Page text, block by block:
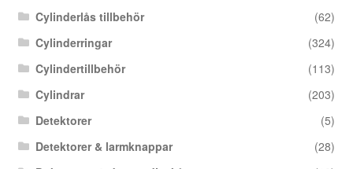
Cylinderlås tillbehör
(62)
Cylinderringar
(324)
Cylindertillbehör
(113)
Cylindrar
(203)
Detektorer
(5)
Detektorer & larmknappar
(28)